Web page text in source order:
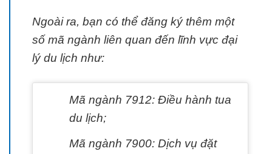
Ngoài ra, bạn có thể đăng ký thêm một
số mã ngành liên quan đến lĩnh vực đại
lý du lịch như:
Mã ngành 7912: Điều hành tua
du lịch;
Mã ngành 7900: Dịch vụ đặt